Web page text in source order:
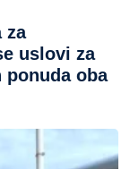
za
uslovi za
oba